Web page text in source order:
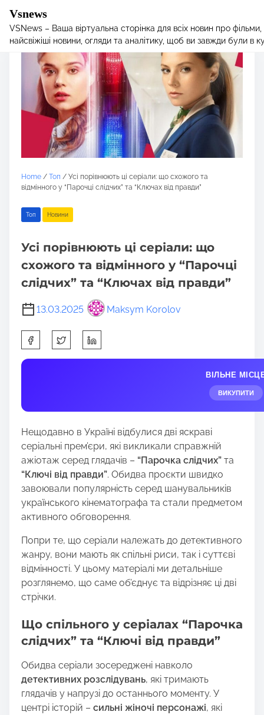
Vsnews
VSNews – Ваша віртуальна сторінка для всіх новин про
найсвіжіші новини, огляди та аналітику, щоб ви завжди були в
Home / Toп / Усі порівнюють ці серіали: що схожого та
відмінного у “Парочці слідчих” та “Ключах від правди”
Toп Новини
Усі порівнюють ці серіали: що
схожого та відмінного у “Парочці
слідчих” та “Ключах від правди”
13.03.2025 Maksym Korolov
h
a
t
i
s
p
o
s
t
o
n
ВІЛЬНЕ
ВИКУПИТИ
Нещодавно в Україні відбулися дві яскраві
серіальні прем’єри, які викликали справжній
ажіотаж серед глядачів – “Парочка слідчих” та
“Ключі від правди”. Обидва проєкти швидко
завоювали популярність серед шанувальників
українського кінематографа та стали предметом
активного обговорення.
Попри те, що серіали належать до детективного
жанру, вони мають як спільні риси, так і суттєві
відмінності. У цьому матеріалі ми детальніше
розглянемо, що саме об’єднує та відрізняє ці дві
стрічки.
Що спільного у серіалах “Парочка
слідчих” та “Ключі від правди”
Обидва серіали зосереджені навколо
детективних розслідувань, які тримають
глядачів у напрузі до останнього моменту. У
центрі історій – сильні жіночі персонажі, які